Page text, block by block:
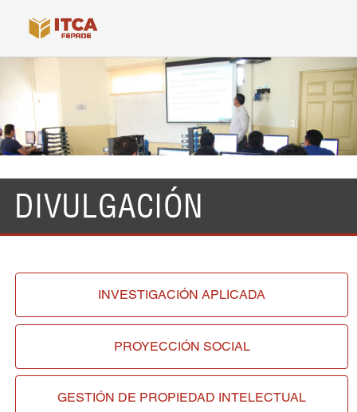
DIVULGACIÓN
INVESTIGACIÓNAPLICADA
PROYECCIÓN SOCIAL
GESTIÓN DE PROPIEDAD INTELECTUAL